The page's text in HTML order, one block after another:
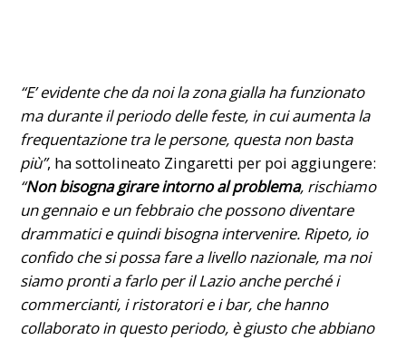
“E’ evidente che da noi la zona gialla ha funzionato
ma durante il periodo delle feste, in cui aumenta la
frequentazione tra le persone, questa non basta
più”, ha sottolineato Zingaretti per poi aggiungere:
“Non bisogna girare intorno al problema, rischiamo
un gennaio e un febbraio che possono diventare
drammatici e quindi bisogna intervenire. Ripeto, io
confido che si possa fare a livello nazionale, ma noi
siamo pronti a farlo per il Lazio anche perché i
commercianti, i ristoratori e i bar, che hanno
collaborato in questo periodo, è giusto che abbiano